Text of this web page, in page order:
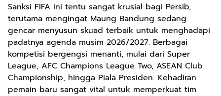
Sanksi FIFA ini tentu sangat krusial bagi Persib,
terutama mengingat Maung Bandung sedang
gencar menyusun skuad terbaik untuk menghadapi
padatnya agenda musim 2026/2027. Berbagai
kompetisi bergengsi menanti, mulai dari Super
League, AFC Champions League Two, ASEAN Club
Championship, hingga Piala Presiden. Kehadiran
pemain baru sangat vital untuk memperkuat tim.